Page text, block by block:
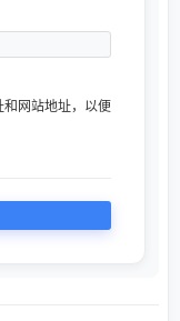
网站地址，以便